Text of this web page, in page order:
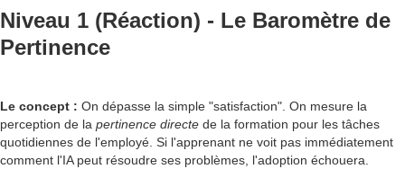
Niveau 1 (Réaction) - Le Baromètre de
Pertinence
Le concept : On dépasse la simple "satisfaction". On mesure la
perception de la pertinence directe de la formation pour les tâches
quotidiennes de l'employé. Si l'apprenant ne voit pas immédiatement
comment l'IA peut résoudre ses problèmes, l'adoption échouera.